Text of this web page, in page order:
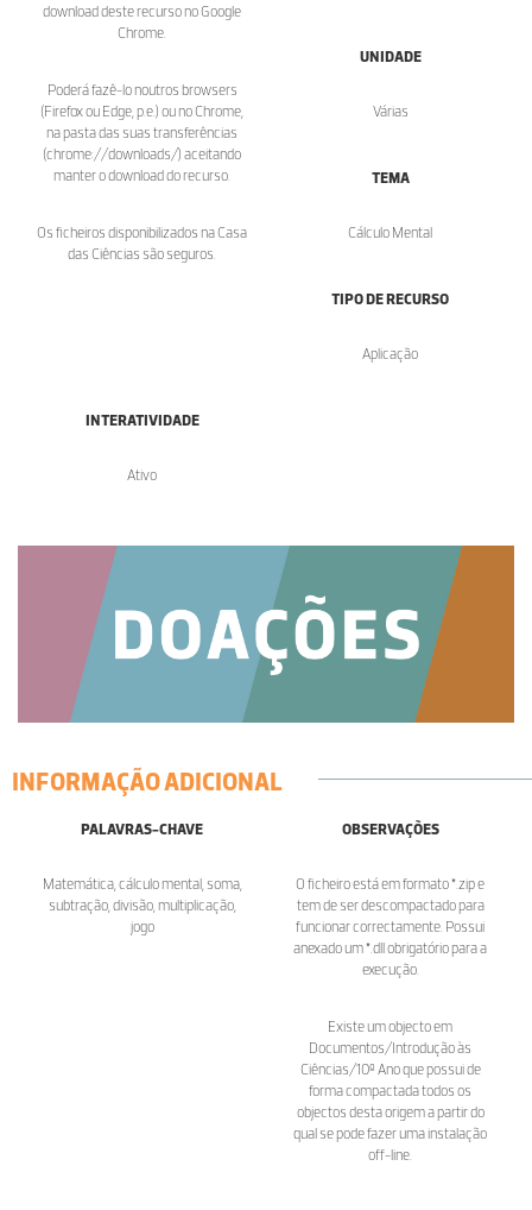
download deste recurso no Google
Chrome.
Poderá fazê-lo noutros browsers
(Firefox ou Edge, p.e.) ou no Chrome,
na pasta das suas transferências
(chrome://downloads/) aceitando
manter o download do recurso.
Os ficheiros disponibilizados na Casa
das Ciências são seguros.
UNIDADE
Várias
TEMA
Cálculo Mental
TIPO DE RECURSO
Aplicação
INTERATIVIDADE
Ativo
INFORMAÇÃO ADICIONAL
PALAVRAS-CHAVE
Matemática, cálculo mental, soma,
subtração, divisão, multiplicação,
jogo
OBSERVAÇÕES
O ficheiro está em formato *.zip e
tem de ser descompactado para
funcionar correctamente. Possui
anexado um *.dll obrigatório para a
execução.
Existe um objecto em
Documentos/Introdução às
Ciências/10º Ano que possui de
forma compactada todos os
objectos desta origem a partir do
qual se pode fazer uma instalação
off-line.